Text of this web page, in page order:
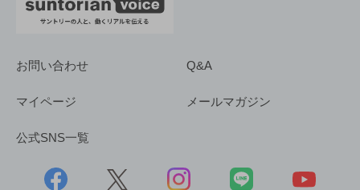
お問い合わせ Q&A
マイページ メールマガジン
公式SNS一覧